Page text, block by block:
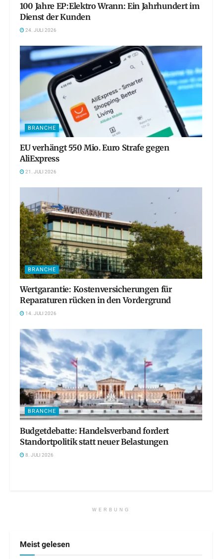
100 Jahre EP:Elektro Wrann: Ein Jahrhundert im
Dienst der Kunden
24. JULI 2026
BRANCHE
EU verhängt 550 Mio. Euro Strafe gegen
AliExpress
21. JULI 2026
BRANCHE
Wertgarantie: Kostenversicherungen für
Reparaturen rücken in den Vordergrund
14. JULI 2026
BRANCHE
Budgetdebatte: Handelsverband fordert
Standortpolitik statt neuer Belastungen
8. JULI 2026
WERBUNG
Meist gelesen